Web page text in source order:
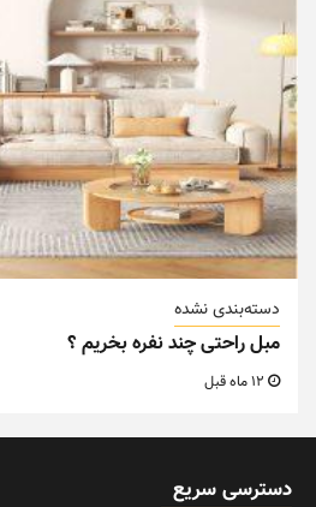
دسته‌بندی نشده
مبل راحتی چند نفره بخریم ؟
دسترسی سریع